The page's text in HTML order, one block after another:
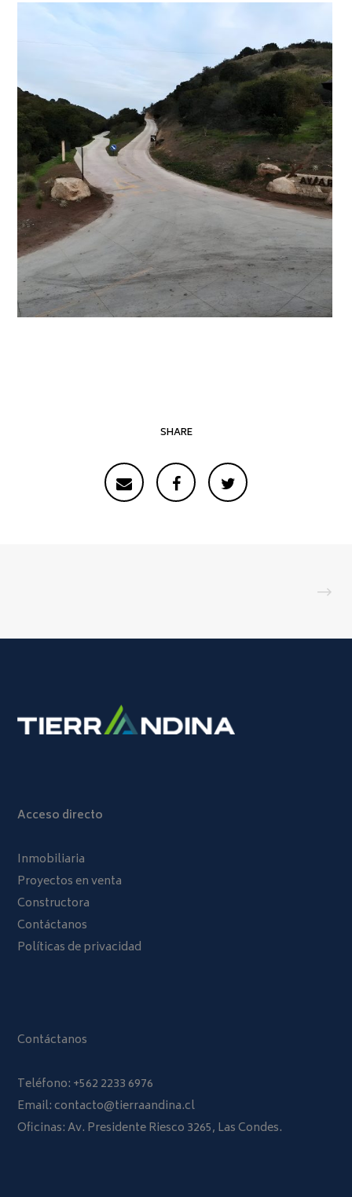
SHARE
Acceso directo
Inmobiliaria
Proyectos en venta
Constructora
Contáctanos
Políticas de privacidad
Contáctanos
Teléfono: +562 2233 6976
Email: contacto@tierraandina.cl
Oficinas: Av. Presidente Riesco 3265, Las Condes.